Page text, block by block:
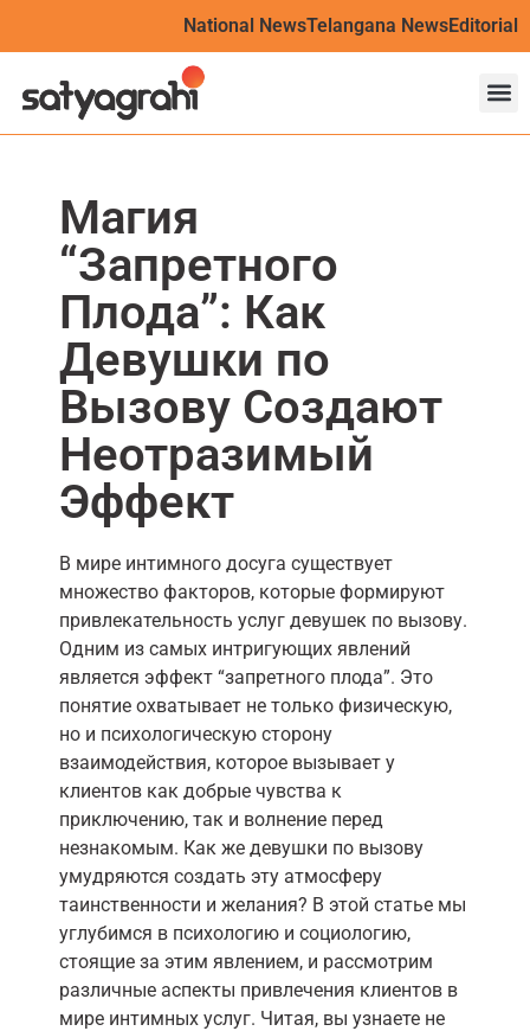
National NewsTelangana NewsEditorial
Магия
“Запретного
Плода”: Как
Девушки по
Вызову Создают
Неотразимый
Эффект
В мире интимного досуга существует
множество факторов, которые формируют
привлекательность услуг девушек по вызову.
Одним из самых интригующих явлений
является эффект “запретного плода”. Это
понятие охватывает не только физическую,
но и психологическую сторону
взаимодействия, которое вызывает у
клиентов как добрые чувства к
приключению, так и волнение перед
незнакомым. Как же девушки по вызову
умудряются создать эту атмосферу
таинственности и желания? В этой статье мы
углубимся в психологию и социологию,
стоящие за этим явлением, и рассмотрим
различные аспекты привлечения клиентов в
мире интимных услуг. Читая, вы узнаете не